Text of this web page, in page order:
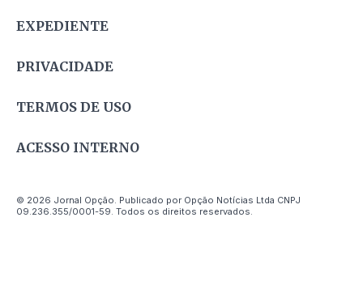
EXPEDIENTE
PRIVACIDADE
TERMOS DE USO
ACESSO INTERNO
© 2026 Jornal Opção. Publicado por Opção Notícias Ltda CNPJ
09.236.355/0001-59. Todos os direitos reservados.